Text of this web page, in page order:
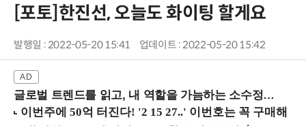
[포토]한진선, 오늘도 화이팅 할게요
발행일 : 2022-05-20 15:41 업데이트 : 2022-05-20 15:42
글로벌 트렌드를 읽고, 내 역할을 가늠하는 소수정예 실습 워크숍 (8/28 신논현역)